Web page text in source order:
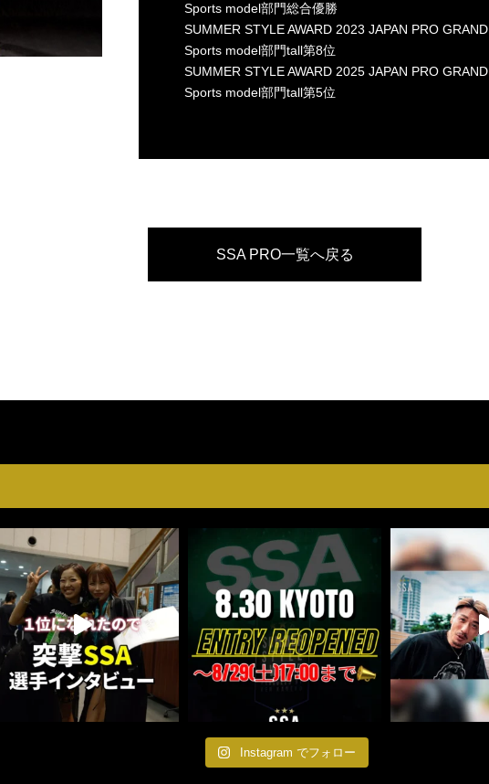
Sports model部門総合優勝
SUMMER STYLE AWARD 2023 JAPAN PRO
Sports model部門tall第8位
SUMMER STYLE AWARD 2025 JAPAN PRO
Sports model部門tall第5位
SSA PRO一覧へ戻る
Instagram でフォロー